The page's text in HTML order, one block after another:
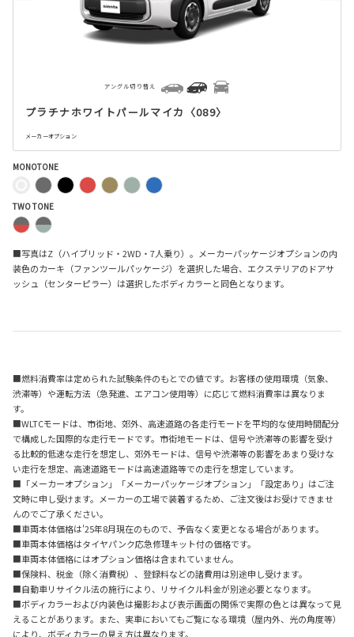
プラチナホワイトパールマイカ〈089〉
メーカーオプション
アングル切り替え
MONOTONE
TWO TONE
■写真はZ（ハイブリッド・2WD・7人乗り）。メーカーパッケージオプションの内
装色のカーキ（ファンツールパッケージ）を選択した場合、エクステリアのドアサ
ッシュ（センターピラー）は選択したボディカラーと同色となります。
■燃料消費率は定められた試験条件のもとでの値です。お客様の使用環境（気象、
渋滞等）や運転方法（急発進、エアコン使用等）に応じて燃料消費率は異なりま
す。
■WLTCモードは、市街地、郊外、高速道路の各走行モードを平均的な使用時間配分
で構成した国際的な走行モードです。市街地モードは、信号や渋滞等の影響を受け
る比較的低速な走行を想定し、郊外モードは、信号や渋滞等の影響をあまり受けな
い走行を想定、高速道路モードは高速道路等での走行を想定しています。
■「メーカーオプション」「メーカーパッケージオプション」「設定あり」はご注
文時に申し受けます。メーカーの工場で装着するため、ご注文後はお受けできませ
んのでご了承ください。
■車両本体価格は'25年8月現在のもので、予告なく変更となる場合があります。
■車両本体価格はタイヤパンク応急修理キット付の価格です。
■車両本体価格にはオプション価格は含まれていません。
■保険料、税金（除く消費税）、登録料などの諸費用は別途申し受けます。
■自動車リサイクル法の施行により、リサイクル料金が別途必要となります。
■ボディカラーおよび内装色は撮影および表示画面の関係で実際の色とは異なって見
えることがあります。また、実車においてもご覧になる環境（屋内外、光の角度等）
により、ボディカラーの見え方は異なります。